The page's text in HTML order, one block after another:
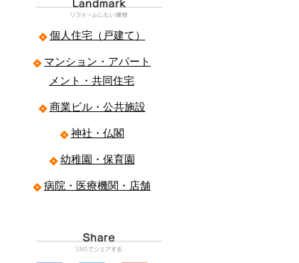
個人住宅（戸建て）
マンション・アパート
メント・共同住宅
商業ビル・公共施設
神社・仏閣
幼稚園・保育園
病院・医療機関・店舗